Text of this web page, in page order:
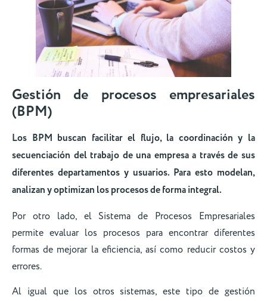
Gestión de procesos empresariales
(BPM)
Los BPM buscan facilitar el flujo, la coordinación y la
secuenciación del trabajo de una empresa a través de sus
diferentes departamentos y usuarios. Para esto modelan,
analizan y optimizan los procesos de forma integral.
Por otro lado, el Sistema de Procesos Empresariales
permite evaluar los procesos para encontrar diferentes
formas de mejorar la eficiencia, así como reducir costos y
errores.
Al igual que los otros sistemas, este tipo de gestión